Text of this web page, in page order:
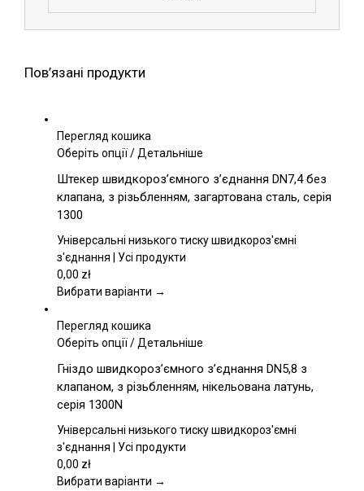
Пов’язані продукти
Перегляд кошика
Оберіть опціїЦей
має
кілька
Параметри
можна
на
товару
/Детальніше
Штекер швидкороз’ємного з’єднання DN7,4 без
клапана, з різьбленням, загартована сталь, серія
1300
Універсальні низького тиску швидкороз'ємні
з'єднання | Усі продукти
0,00 zł
Вибрати варіанти →
Перегляд кошика
Оберіть опціїЦей
має
кілька
Параметри
можна
на
/Детальніше
Гніздо швидкороз’ємного з’єднання DN5,8 з
клапаном, з різьбленням, нікельована латунь,
серія 1300N
Універсальні низького тиску швидкороз'ємні
з'єднання | Усі продукти
0,00 zł
Вибрати варіанти →